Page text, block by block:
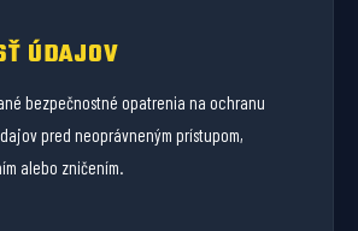
ÚDAJOV
bezpečnostné opatrenia na ochranu
pred neoprávneným prístupom,
alebo zničením.